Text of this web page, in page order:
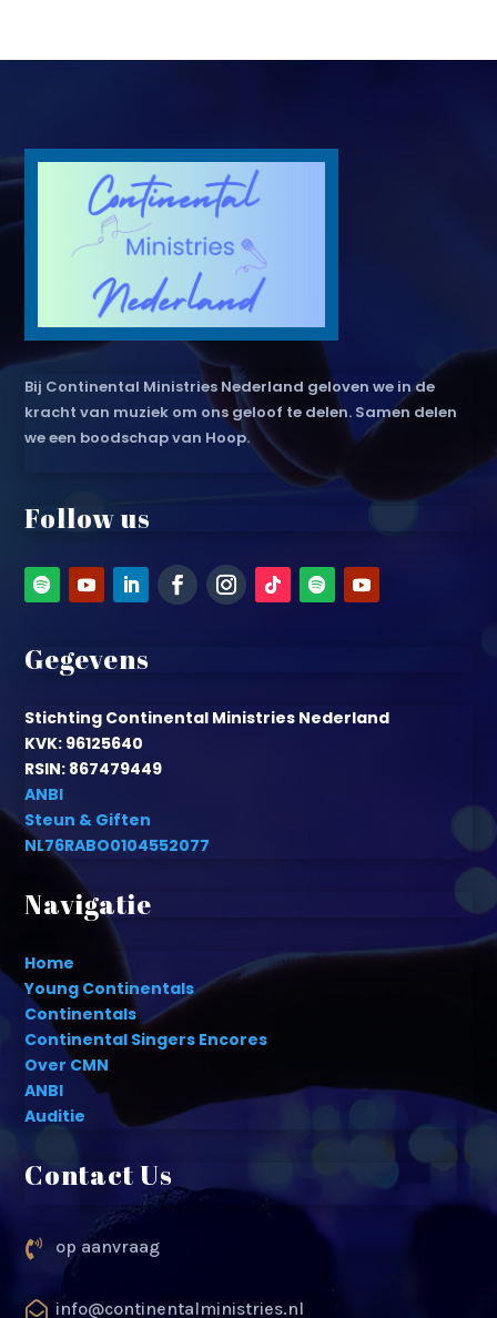
Bij Continental Ministries Nederland geloven we in de
kracht van muziek om ons geloof te delen. Samen delen
we een boodschap van Hoop.
Follow us
Gegevens
Stichting Continental Ministries Nederland
KVK: 96125640
RSIN: 867479449
ANBI
Steun & Giften
NL76RABO0104552077
Navigatie
Home
Young Continentals
Continentals
Continental Singers Encores
Over CMN
ANBI
Auditie
Contact Us
 op aanvraag
 info@continentalministries.nl